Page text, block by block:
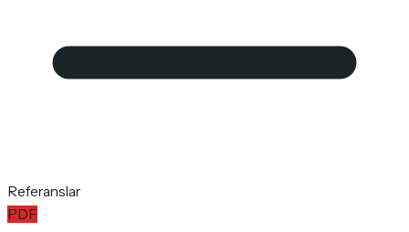
Referanslar
PDF